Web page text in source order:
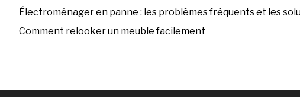
Électroménager en panne : les problèmes fréquents et les
Comment relooker un meuble facilement